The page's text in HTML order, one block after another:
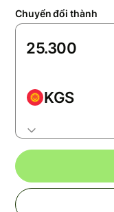
Chuyển đổi thành
KGS